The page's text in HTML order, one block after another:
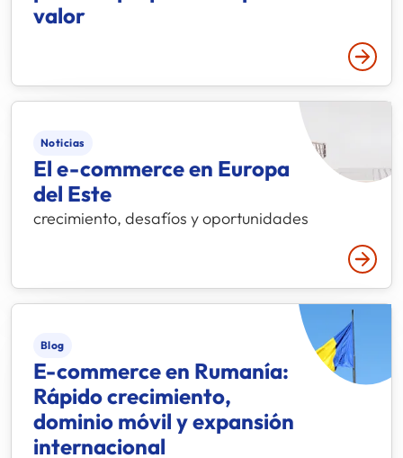
valor
Leer
Noticias
El e-commerce en Europa
del Este
crecimiento, desafíos y oportunidades
Leer
Blog
E-commerce en Rumanía:
Rápido crecimiento,
dominio móvil y expansión
internacional